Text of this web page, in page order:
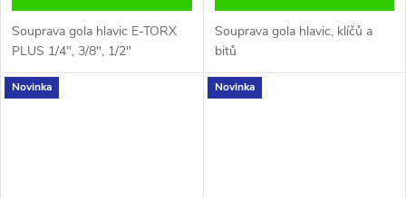
Souprava gola hlavic E-TORX
PLUS 1/4", 3/8", 1/2"
Souprava gola hlavic, klíčů a
bitů
Novinka Novinka